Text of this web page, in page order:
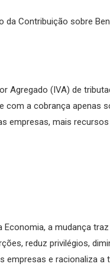
Contribuição sobre
Agregado (IVA) de
com a cobrança apenas
empresas, mais
a mudança
reduz privilégios,
empresas e racionaliza a